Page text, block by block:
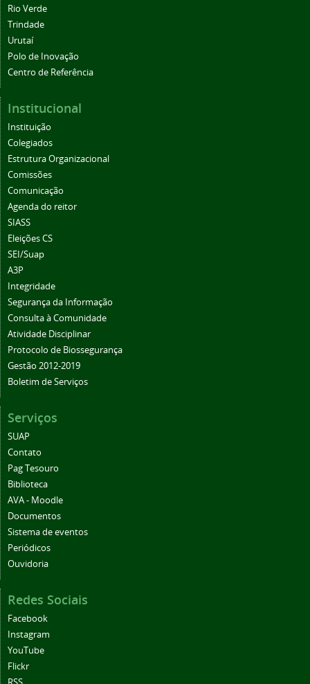
Rio Verde
Trindade
Urutaí
Polo de Inovação
Centro de Referência
Institucional
Instituição
Colegiados
Estrutura Organizacional
Comissões
Comunicação
Agenda do reitor
SIASS
Eleições CS
SEI/Suap
A3P
Integridade
Segurança da Informação
Consulta à Comunidade
Atividade Disciplinar
Protocolo de Biossegurança
Gestão 2012-2019
Boletim de Serviços
Serviços
SUAP
Contato
Pag Tesouro
Biblioteca
AVA - Moodle
Documentos
Sistema de eventos
Periódicos
Ouvidoria
Redes Sociais
Facebook
Instagram
YouTube
Flickr